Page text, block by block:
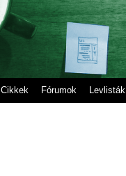
Cikkek Fórumok Levlisták